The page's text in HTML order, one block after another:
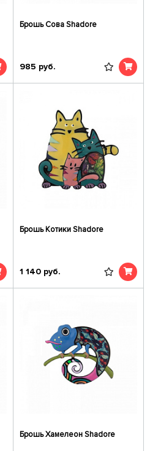
Брошь Сова Shadore
985 руб.
Брошь Котики Shadore
1 140 руб.
Брошь Хамелеон Shadore